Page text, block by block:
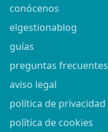
conócenos
elgestionablog
guías
preguntas frecuentes
aviso legal
política de privacidad
política de cookies